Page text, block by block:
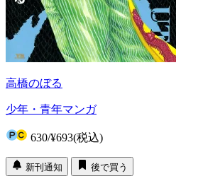
高橋のぼる
少年・青年マンガ
630/¥693(税込)
新刊通知
後で買う